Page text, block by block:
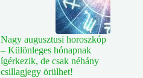
Nagy augusztusi horoszkóp
– Különleges hónapnak
ígérkezik, de csak néhány
csillagjegy örülhet!